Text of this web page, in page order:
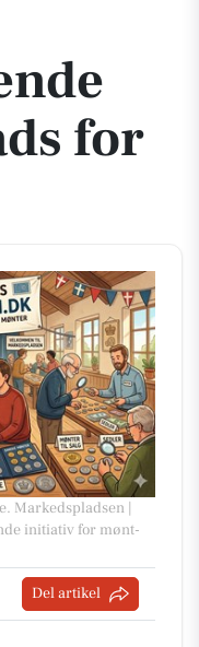
for
. Markedspladsen |
initiativ for mønt-
Del artikel